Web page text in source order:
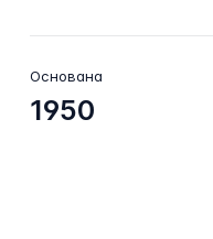
Основана
1950